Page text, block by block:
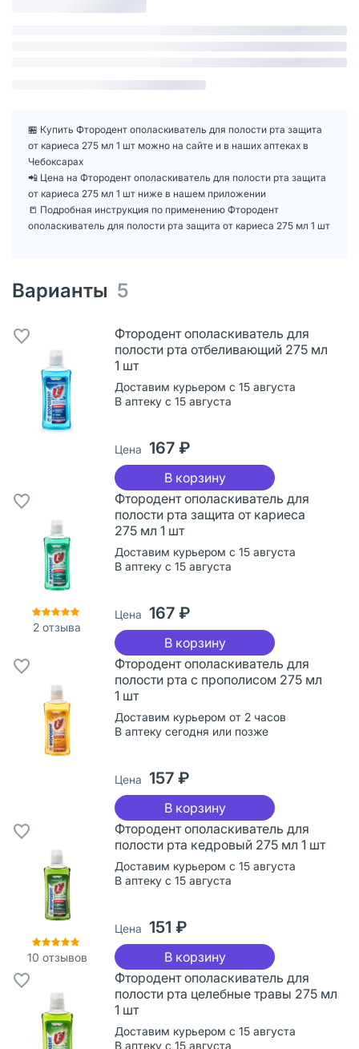
🏪 Купить Фтородент ополаскиватель для полости рта защита
от кариеса 275 мл 1 шт можно на сайте и в наших аптеках в
Чебоксарах
📲 Цена на Фтородент ополаскиватель для полости рта защита
от кариеса 275 мл 1 шт ниже в нашем приложении
📒 Подробная инструкция по применению Фтородент
ополаскиватель для полости рта защита от кариеса 275 мл 1 шт
Варианты 5
Фтородент ополаскиватель для
полости рта отбеливающий 275 мл
1 шт
Доставим курьером с 15 августа
В аптеку с 15 августа
Цена 167 ₽
В корзину
2 отзыва
Фтородент ополаскиватель для
полости рта защита от кариеса
275 мл 1 шт
Доставим курьером с 15 августа
В аптеку с 15 августа
Цена 167 ₽
В корзину
Фтородент ополаскиватель для
полости рта с прополисом 275 мл
1 шт
Доставим курьером от 2 часов
В аптеку сегодня или позже
Цена 157 ₽
В корзину
10 отзывов
Фтородент ополаскиватель для
полости рта кедровый 275 мл 1 шт
Доставим курьером с 15 августа
В аптеку с 15 августа
Цена 151 ₽
В корзину
Фтородент ополаскиватель для
полости рта целебные травы 275 мл
1 шт
Доставим курьером с 15 августа
В аптеку с 15 августа